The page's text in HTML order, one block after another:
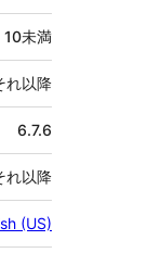
10未満
れ以降
6.7.6
れ以降
(US)